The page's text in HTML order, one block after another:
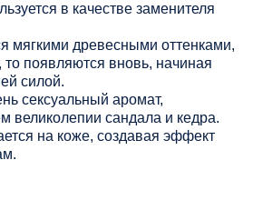
в качестве заменителя
мягкими древесными оттенками,
то появляются вновь, начиная
силой.
сексуальный аромат,
великолепии сандала и кедра.
на коже, создавая эффект